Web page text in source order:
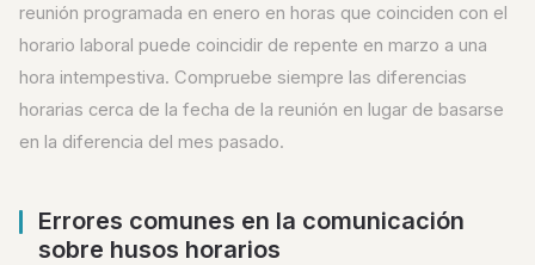
reunión programada en enero en horas que coinciden con el
horario laboral puede coincidir de repente en marzo a una
hora intempestiva. Compruebe siempre las diferencias
horarias cerca de la fecha de la reunión en lugar de basarse
en la diferencia del mes pasado.
Errores comunes en la comunicación
sobre husos horarios